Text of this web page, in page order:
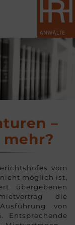
–
vom
nicht möglich ist,
übergebenen
die
von
Entsprechende